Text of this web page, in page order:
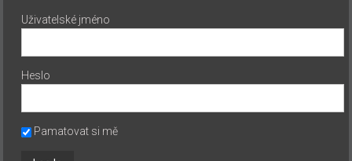
Uživatelské jméno
Heslo
Pamatovat si mě